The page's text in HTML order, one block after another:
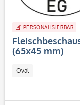
PERSONALISIERBAR
(65x45 mm)
Oval